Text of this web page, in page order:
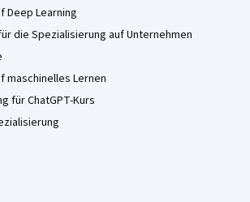
Deep Learning
die Spezialisierung auf Unternehmen
maschinelles Lernen
für ChatGPT-Kurs